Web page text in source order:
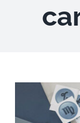
ARTÍCULOS